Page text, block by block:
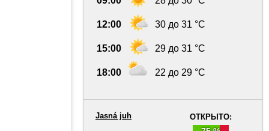
12:00 30 до 31 °C
15:00 29 до 31 °C
18:00 22 до 29 °C
ОТКРЫТО:
Jasná juh